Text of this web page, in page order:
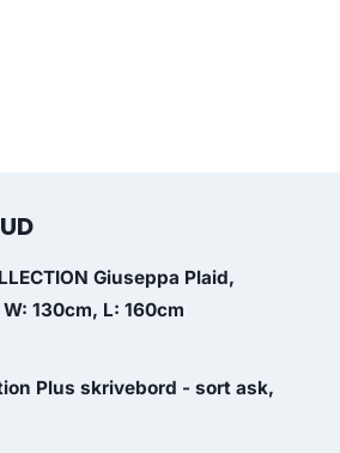
Giuseppa Plaid,
130cm, L: 160cm
Plus skrivebord - sort ask,